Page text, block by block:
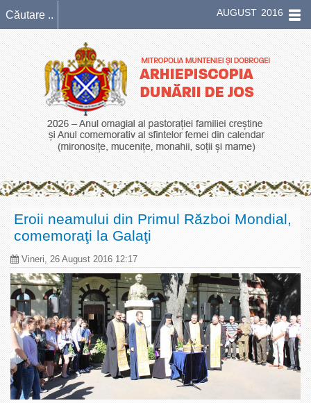
AUGUST 2016
Eroii neamului din Primul Război Mondial,
comemoraţi la Galaţi
Vineri, 26 August 2016 12:17